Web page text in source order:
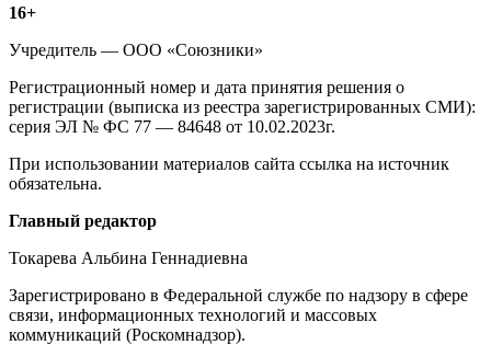
Информация
о
издании
16+
Учредитель — ООО «Союзники»
Регистрационный номер и дата принятия решения о
регистрации (выписка из реестра зарегистрированных СМИ):
серия ЭЛ № ФС 77 — 84648 от 10.02.2023г.
При использовании материалов сайта ссылка на источник
обязательна.
Редакция
Главный редактор
Токарева Альбина Геннадиевна
Зарегистрировано в Федеральной службе по надзору в сфере
связи, информационных технологий и массовых
коммуникаций (Роскомнадзор).